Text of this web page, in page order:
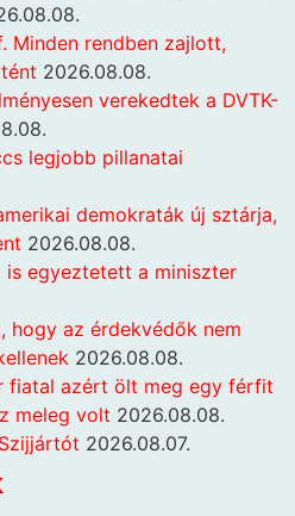
Minden rendben zajlott,
2026.08.08.
verekedtek a DVTK-
legjobb pillanatai
demokraták új sztárja,
2026.08.08.
is egyeztetett a miniszter
hogy az érdekvédők nem
2026.08.08.
fiatal azért ölt meg egy férfit
meleg volt 2026.08.08.
2026.08.07.